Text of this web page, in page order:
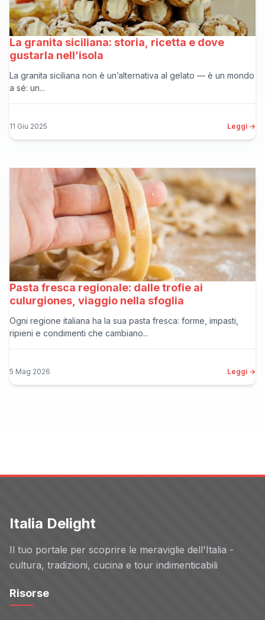
La granita siciliana: storia, ricetta e dove
gustarla nell’isola
La granita siciliana non è un’alternativa al gelato — è un mondo
a sé: un...
11 Giu 2025 Leggi →
Pasta fresca regionale: dalle trofie ai
culurgiones, viaggio nella sfoglia
Ogni regione italiana ha la sua pasta fresca: forme, impasti,
ripieni e condimenti che cambiano...
5 Mag 2026 Leggi →
Italia Delight
Il tuo portale per scoprire le meraviglie dell'Italia -
cultura, tradizioni, cucina e tour indimenticabili
Risorse